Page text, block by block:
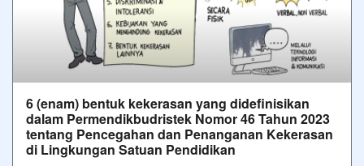
6 (enam) bentuk kekerasan yang didefinisikan
dalam Permendikbudristek Nomor 46 Tahun 2023
tentang Pencegahan dan Penanganan Kekerasan
di Lingkungan Satuan Pendidikan